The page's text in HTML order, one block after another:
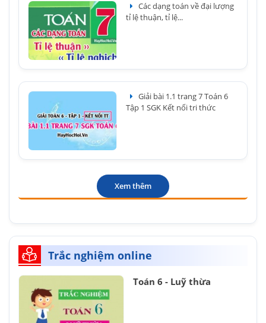
Các dạng toán về đại lượng
tỉ lệ thuận, tỉ lệ...
Giải bài 1.1 trang 7 Toán 6
Tập 1 SGK Kết nối tri thức
Xem thêm
Trắc nghiệm online
Toán 6 - Luỹ thừa